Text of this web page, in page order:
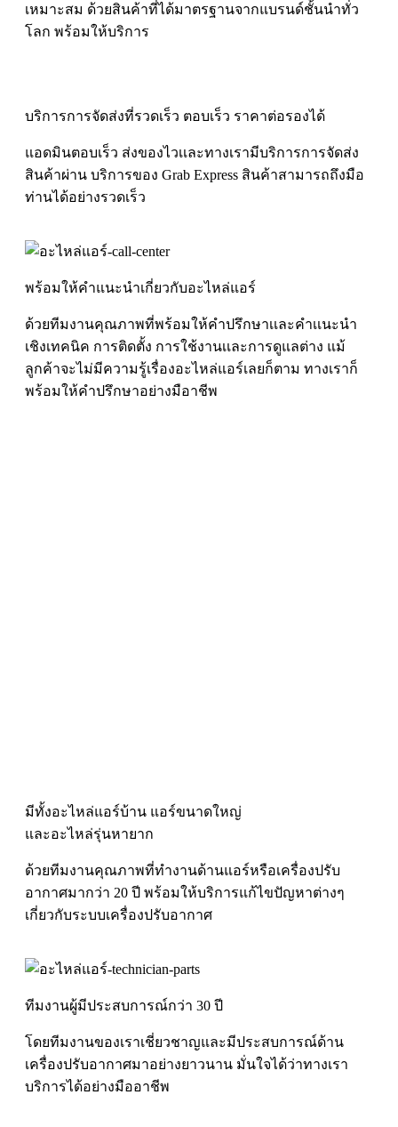
เหมาะสม ด้วยสินค้าที่ได้มาตรฐานจากแบรนด์ชั้นนำทั่ว
โลก พร้อมให้บริการ
บริการการจัดส่งที่รวดเร็ว ตอบเร็ว ราคาต่อรองได้
แอดมินตอบเร็ว ส่งของไวเเละทางเรามีบริการการจัดส่ง
สินค้าผ่าน บริการของ Grab Express สินค้าสามารถถึงมือ
ท่านได้อย่างรวดเร็ว
พร้อมให้คำแนะนำเกี่ยวกับอะไหล่แอร์
ด้วยทีมงานคุณภาพที่พร้อมให้คำปรึกษาเเละคำเเนะนำ
เชิงเทคนิค การติดตั้ง การใช้งานเเละการดูแลต่าง แม้
ลูกค้าจะไม่มีความรู้เรื่องอะไหล่แอร์เลยก็ตาม ทางเราก็
พร้อมให้คำปรึกษาอย่างมือาชีพ
มีทั้งอะไหล่แอร์บ้าน แอร์ขนาดใหญ่
และอะไหล่รุ่นหายาก
ด้วยทีมงานคุณภาพที่ทำงานด้านแอร์หรือเครื่องปรับ
อากาศมากว่า 20 ปี พร้อมให้บริการแก้ไขปัญหาต่างๆ
เกี่ยวกับระบบเครื่องปรับอากาศ
ทีมงานผู้มีประสบการณ์กว่า 30 ปี
โดยทีมงานของเราเชี่ยวชาญและมีประสบการณ์ด้าน
เครื่องปรับอากาศมาอย่างยาวนาน มั่นใจได้ว่าทางเรา
บริการได้อย่างมืออาชีพ